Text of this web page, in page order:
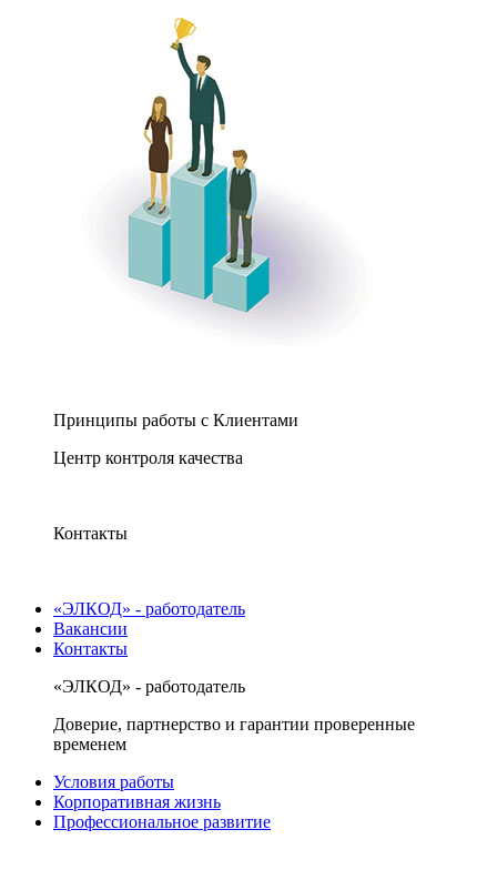
Принципы работы с Клиентами
Центр контроля качества
Контакты
«ЭЛКОД» - работодатель
Вакансии
Контакты
«ЭЛКОД» - работодатель
Доверие, партнерство и гарантии проверенные
временем
Условия работы
Корпоративная жизнь
Профессиональное развитие